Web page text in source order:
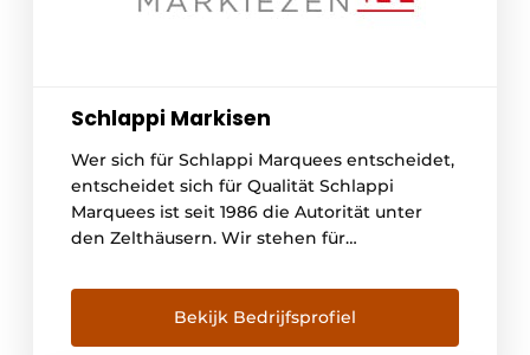
Schlappi Markisen
Wer sich für Schlappi Marquees entscheidet,
entscheidet sich für Qualität Schlappi
Marquees ist seit 1986 die Autorität unter
den Zelthäusern. Wir stehen für
Daran erkennen Sie die Qualität eines
Schlappi-Zeltes: immer fünf Striche, immer
farblich abgestimmtes Garn und immer
Bekijk Bedrijfsprofiel